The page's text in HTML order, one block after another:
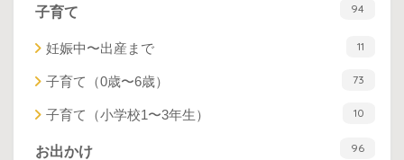
子育て 94
妊娠中〜出産まで 11
子育て（0歳〜6歳） 73
子育て（小学校1〜3年生） 10
お出かけ 96